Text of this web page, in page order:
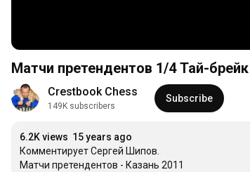
Матчи
Crestbook Chess
149K subscribers
Subscribe
6.2K views 15 years ago
Комментирует Сергей Шипов.
Матчи претендентов - Казань 2011